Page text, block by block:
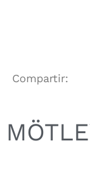
Compartir: